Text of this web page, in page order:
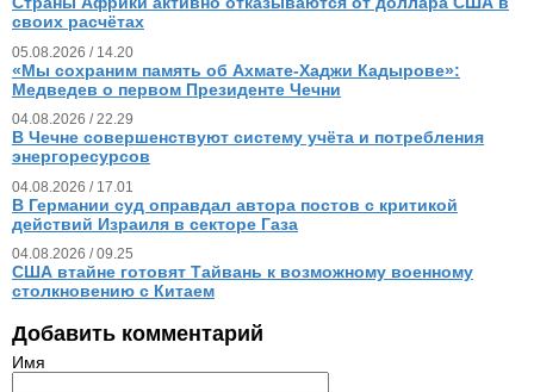
своих расчётах
05.08.2026 / 14.20
«Мы сохраним память об Ахмате-Хаджи Кадырове»:
Медведев о первом Президенте Чечни
04.08.2026 / 22.29
В Чечне совершенствуют систему учёта и потребления
энергоресурсов
04.08.2026 / 17.01
В Германии суд оправдал автора постов с критикой
действий Израиля в секторе Газа
04.08.2026 / 09.25
США втайне готовят Тайвань к возможному военному
столкновению с Китаем
Добавить комментарий
Имя